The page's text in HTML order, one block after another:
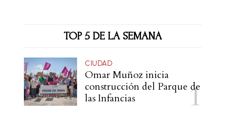
TOP 5 DE LA SEMANA
CIUDAD
Omar Muñoz inicia
construcción del Parque de
las Infancias